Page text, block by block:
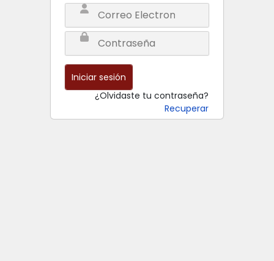
Iniciar sesión
¿Olvidaste tu contraseña?
Recuperar